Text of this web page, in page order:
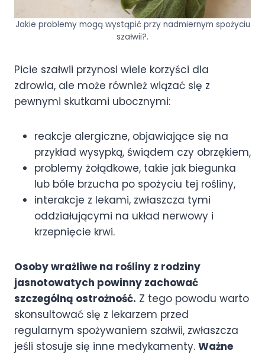
Jakie problemy mogą wystąpić przy nadmiernym spożyciu
szałwii?.
Picie szałwii przynosi wiele korzyści dla
zdrowia, ale może również wiązać się z
pewnymi skutkami ubocznymi:
reakcje alergiczne, objawiające się na
przykład wysypką, świądem czy obrzękiem,
problemy żołądkowe, takie jak biegunka
lub bóle brzucha po spożyciu tej rośliny,
interakcje z lekami, zwłaszcza tymi
oddziałującymi na układ nerwowy i
krzepnięcie krwi.
Osoby wrażliwe na rośliny z rodziny
jasnotowatych powinny zachować
szczególną ostrożność. Z tego powodu warto
skonsultować się z lekarzem przed
regularnym spożywaniem szałwii, zwłaszcza
jeśli stosuje się inne medykamenty. Ważne